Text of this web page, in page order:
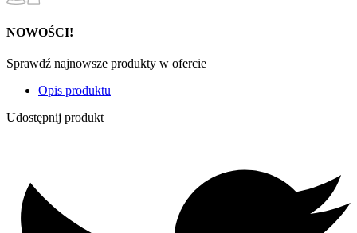
NOWOŚCI!
Sprawdź najnowsze produkty w ofercie
Opis produktu
Udostępnij produkt